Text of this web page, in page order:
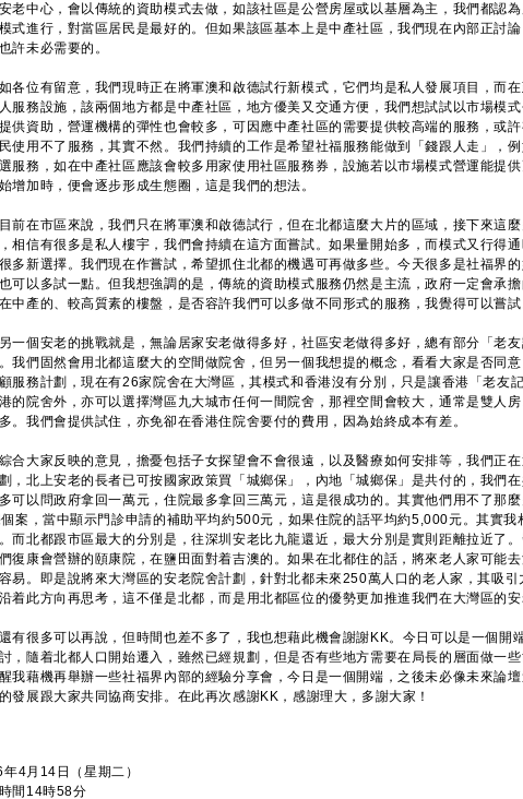
老中心，會以傳統的資助模式去做，如該社區是公營房屋或以基層為主，我們都認
式進行，對當區居民是最好的。但如果該區基本上是中產社區，我們現在內部正討
許未必需要的。
位有留意，我們現時正在將軍澳和啟德試行新模式，它們均是私人發展項目，而在
服務設施，該兩個地方都是中產社區，地方優美又交通方便，我們想試試以市場模
供資助，營運機構的彈性也會較多，可因應中產社區的需要提供較高端的服務，或
使用不了服務，其實不然。我們持續的工作是希望社福服務能做到「錢跟人走」，
服務，如在中產社區應該會較多用家使用社區服務券，設施若以市場模式營運能提
增加時，便會逐步形成生態圈，這是我們的想法。
在市區來說，我們只在將軍澳和啟德試行，但在北都這麼大片的區域，接下來這麼
相信有很多是私人樓宇，我們會持續在這方面嘗試。如果量開始多，而模式又行得
多新選擇。我們現在作嘗試，希望抓住北都的機遇可再做多些。今天很多是社福界
可以多試一點。但我想強調的是，傳統的資助模式服務仍然是主流，政府一定會承
中產的、較高質素的樓盤，是否容許我們可以多做不同形式的服務，我覺得可以嘗試
個安老的挑戰就是，無論居家安老做得多好，社區安老做得多好，總有部分「老友
我們固然會用北都這麼大的空間做院舍，但另一個我想提的概念，看看大家是否同
服務計劃，現在有26家院舍在大灣區，其模式和香港沒有分別，只是讓香港「老友
的院舍外，亦可以選擇灣區九大城市任何一間院舍，那裡空間會較大，通常是雙人
。我們會提供試住，亦免卻在香港住院舍要付的費用，因為始終成本有差。
大家反映的意見，擔憂包括子女探望會不會很遠，以及醫療如何安排等，我們正在
，北上安老的長者已可按國家政策買「城鄉保」，內地「城鄉保」是共付的，我們
可以問政府拿回一萬元，住院最多拿回三萬元，這是很成功的。其實他們用不了那
案，當中顯示門診申請的補助平均約500元，如果住院的話平均約5,000元。其實我
而北都跟市區最大的分別是，往深圳安老比九龍還近，最大分別是實則距離拉近了
復康會營辦的頤康院，在鹽田面對着吉澳的。如果在北都住的話，將來老人家可能
易。即是說將來大灣區的安老院舍計劃，針對北都未來250萬人口的老人家，其吸
着此方向再思考，這不僅是北都，而是用北都區位的優勢更加推進我們在大灣區的安
很多可以再說，但時間也差不多了，我也想藉此機會謝謝KK。今日可以是一個開
，隨着北都人口開始遷入，雖然已經規劃，但是否有些地方需要在局長的層面做一
我藉機再舉辦一些社福界內部的經驗分享會，今日是一個開端，之後未必像未來論
發展跟大家共同協商安排。在此再次感謝KK，感謝理大，多謝大家！
4月14日（星期二）
間14時58分